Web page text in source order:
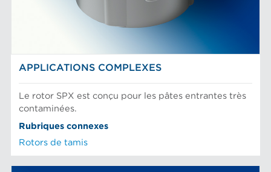
APPLICATIONS COMPLEXES
Le rotor SPX est conçu pour les pâtes entrantes très
contaminées.
Rubriques connexes
Rotors de tamis